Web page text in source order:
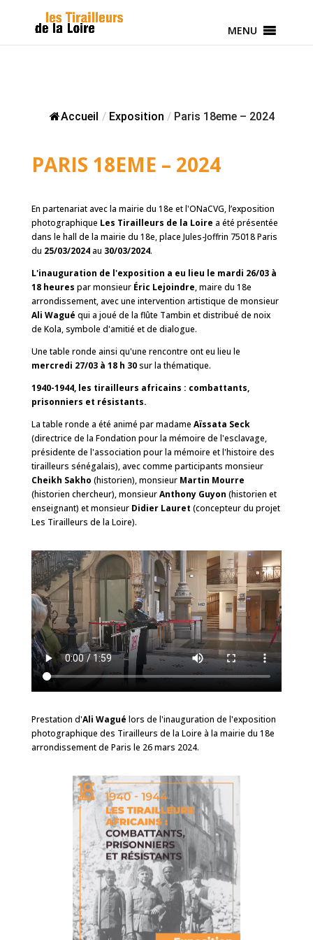
MENU
Accueil / Exposition / Paris 18eme – 2024
PARIS 18EME – 2024
En partenariat avec la mairie du 18e et l'ONaCVG, l’exposition
photographique Les Tirailleurs de la Loire a été présentée
dans le hall de la mairie du 18e, place Jules-Joffrin 75018 Paris
du 25/03/2024au 30/03/2024.
L'inauguration de l'exposition a eu lieu le mardi 26/03 à
18 heures par monsieur Éric Lejoindre, maire du 18e
arrondissement, avec une intervention artistique de monsieur
Ali Wagué qui a joué de la flûte Tambin et distribué de noix
de Kola, symbole d'amitié et de dialogue.
Une table ronde ainsi qu'une rencontre ont eu lieu le
mercredi 27/03 à 18 h 30sur la thématique.
1940-1944, les tirailleurs africains : combattants,
prisonniers et résistants.
La table ronde a été animé par madame Aïssata Seck
(directrice de la Fondation pour la mémoire de l'esclavage,
présidente de l'association pour la mémoire et l'histoire des
tirailleurs sénégalais), avec comme participants monsieur
Cheikh Sakho (historien), monsieur Martin Mourre
(historien chercheur), monsieurAnthony Guyon (historien et
enseignant) et monsieur Didier Lauret (concepteur du projet
Les Tirailleurs de la Loire).
Prestation d'Ali Wagué lors de l'inauguration de l'exposition
photographique des Tirailleurs de la Loire à la mairie du 18e
arrondissement de Paris le 26 mars 2024.